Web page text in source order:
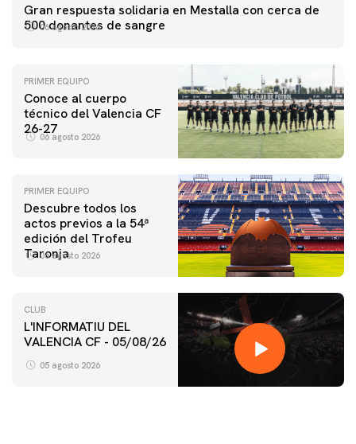
Gran respuesta solidaria en Mestalla con cerca de
500 donantes de sangre
06 agosto 2026
PRIMER EQUIPO
Conoce al cuerpo
técnico del Valencia CF
26-27
06 agosto 2026
PRIMER EQUIPO
Descubre todos los
actos previos a la 54ª
edición del Trofeu
Taronja
06 agosto 2026
CLUB
L'INFORMATIU DEL
VALENCIA CF - 05/08/26
05 agosto 2026